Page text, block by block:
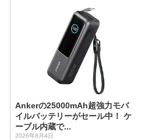
Ankerの25000mAh超強力モバ
イルバッテリーがセール中！ ケ
ーブル内蔵で...
2026年8月4日